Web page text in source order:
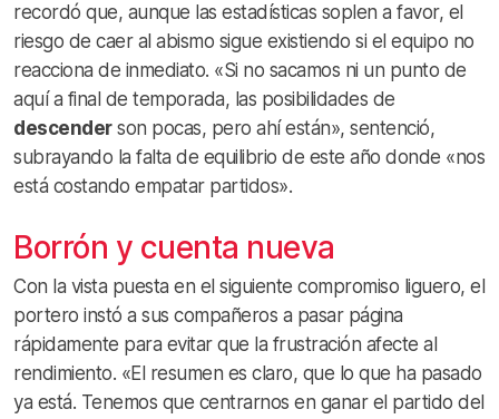
recordó que, aunque las estadísticas soplen a favor, el
riesgo de caer al abismo sigue existiendo si el equipo no
reacciona de inmediato. «Si no sacamos ni un punto de
aquí a final de temporada, las posibilidades de
descenderson pocas, pero ahí están», sentenció,
subrayando la falta de equilibrio de este año donde «nos
está costando empatar partidos».
Borrón y cuenta nueva
Con la vista puesta en el siguiente compromiso liguero, el
portero instó a sus compañeros a pasar página
rápidamente para evitar que la frustración afecte al
rendimiento. «El resumen es claro, que lo que ha pasado
ya está. Tenemos que centrarnos en ganar el partido del